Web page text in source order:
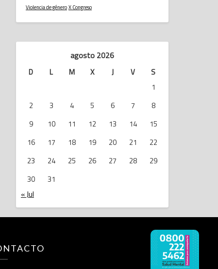
Violencia de géneroX Congreso
agosto 2026
D L M X J V
S
1
2
3 4 5 6 7
8
9
10 11 12 13 14
15
16
17 18 19 20 21
22
23
24 25 26 27 28
29
30
31
« Jul